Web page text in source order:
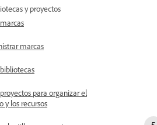
y proyectos
marcas
para organizar el
y los recursos